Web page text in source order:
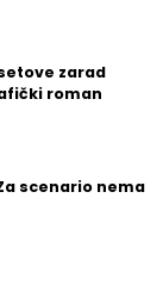
zarad
roman
Za scenario nema